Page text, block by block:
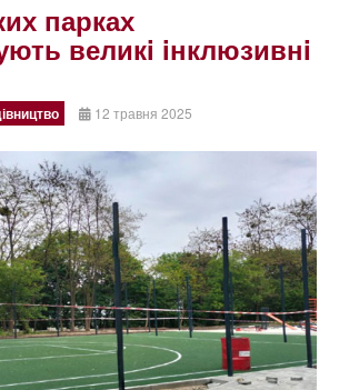
парках
великi iнклюзивнi
12 травня 2025